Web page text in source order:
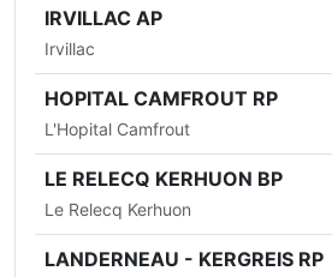
IRVILLAC AP
Irvillac
HOPITAL CAMFROUT RP
L'Hopital Camfrout
LE RELECQ KERHUON BP
Le Relecq Kerhuon
LANDERNEAU - KERGREIS RP